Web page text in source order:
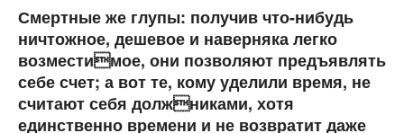
Смертные же глупы: получив что-нибудь
ничтожное, дешевое и наверняка легко
возместимое, они позволяют предъявлять
себе счет; а вот те, кому уделили время, не
считают себя должниками, хотя
единственно времени и не возвратит даже